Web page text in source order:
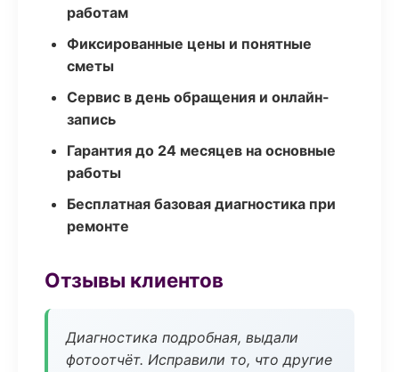
работам
Фиксированные цены и понятные
сметы
Сервис в день обращения и онлайн-
запись
Гарантия до 24 месяцев на основные
работы
Бесплатная базовая диагностика при
ремонте
Отзывы клиентов
Диагностика подробная, выдали
фотоотчёт. Исправили то, что другие